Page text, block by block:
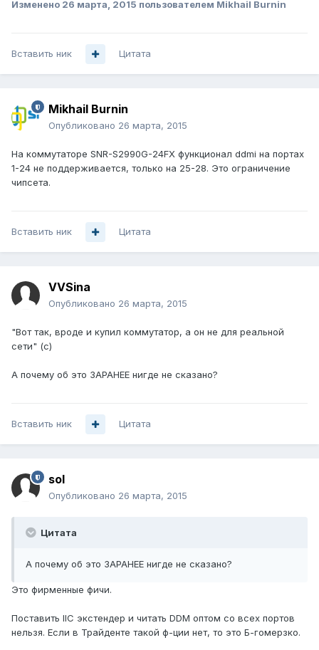
Изменено 26 марта, 2015 пользователем Mikhail Burnin
Вставить ник Цитата
Mikhail Burnin
Опубликовано 26 марта, 2015
На коммутаторе SNR-S2990G-24FX функционал ddmi на портах
1-24 не поддерживается, только на 25-28. Это ограничение
чипсета.
Вставить ник Цитата
VVSina
Опубликовано 26 марта, 2015
"Вот так, вроде и купил коммутатор, а он не для реальной
сети" (с)
А почему об это ЗАРАНЕЕ нигде не сказано?
Вставить ник Цитата
sol
Опубликовано 26 марта, 2015
Цитата
А почему об это ЗАРАНЕЕ нигде не сказано?
Это фирменные фичи.
Поставить IIC экстендер и читать DDM оптом со всех портов
нельзя. Если в Трайденте такой ф-ции нет, то это Б-гомерзко.